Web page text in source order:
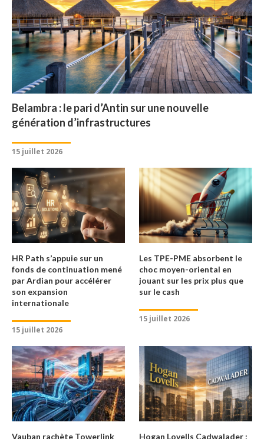
Belambra : le pari d’Antin sur une nouvelle
génération d’infrastructures
15 juillet 2026
HR Path s’appuie sur un
fonds de continuation mené
par Ardian pour accélérer
son expansion
internationale
15 juillet 2026
Les TPE-PME absorbent le
choc moyen-oriental en
jouant sur les prix plus que
sur le cash
15 juillet 2026
Vauban rachète Towerlink
Hogan Lovells Cadwalader :